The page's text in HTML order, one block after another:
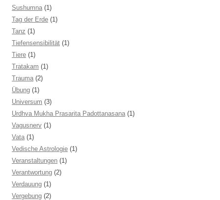
Sushumna (1)
Tag der Erde (1)
Tanz (1)
Tiefensensibilität (1)
Tiere (1)
Tratakam (1)
Trauma (2)
Übung (1)
Universum (3)
Urdhva Mukha Prasarita Padottanasana (1)
Vagusnerv (1)
Vata (1)
Vedische Astrologie (1)
Veranstaltungen (1)
Verantwortung (2)
Verdauung (1)
Vergebung (2)